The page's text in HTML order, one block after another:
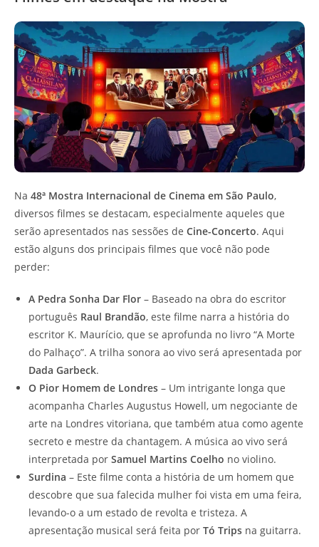
Na 48ª Mostra Internacional de Cinema em São Paulo,
diversos filmes se destacam, especialmente aqueles que
serão apresentados nas sessões de Cine-Concerto. Aqui
estão alguns dos principais filmes que você não pode
perder:
A Pedra Sonha Dar Flor – Baseado na obra do escritor
português Raul Brandão, este filme narra a história do
escritor K. Maurício, que se aprofunda no livro “A Morte
do Palhaço”. A trilha sonora ao vivo será apresentada por
Dada Garbeck.
O Pior Homem de Londres – Um intrigante longa que
acompanha Charles Augustus Howell, um negociante de
arte na Londres vitoriana, que também atua como agente
secreto e mestre da chantagem. A música ao vivo será
interpretada por Samuel Martins Coelho no violino.
Surdina – Este filme conta a história de um homem que
descobre que sua falecida mulher foi vista em uma feira,
levando-o a um estado de revolta e tristeza. A
apresentação musical será feita por Tó Trips na guitarra.